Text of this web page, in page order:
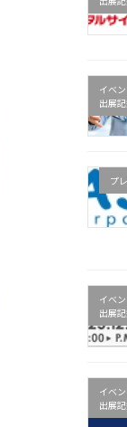
イベ
出展
プ
イベ
出展
イベ
出展